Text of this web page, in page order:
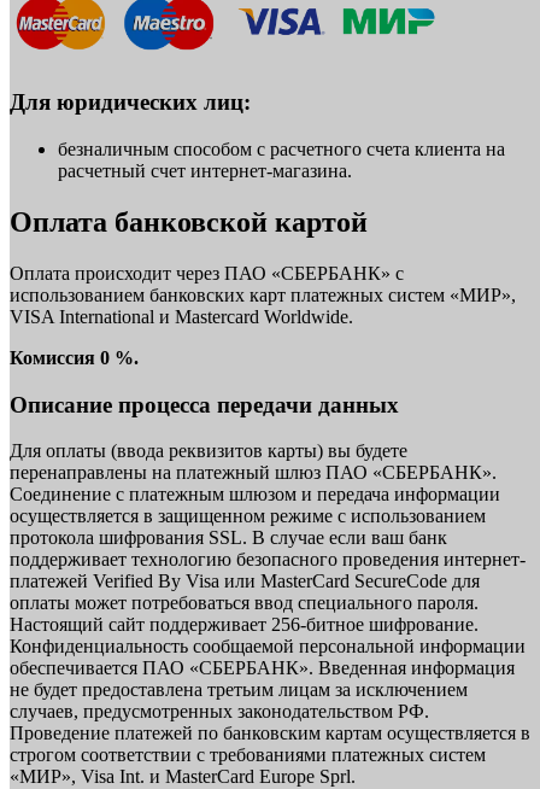
Для юридических лиц:
безналичным способом с расчетного счета клиента на
расчетный счет интернет-магазина.
Оплата банковской картой
Оплата происходит через ПАО «СБЕРБАНК» с
использованием банковских карт платежных систем «МИР»,
VISA International и Mastercard Worldwide.
Комиссия 0 %.
Описание процесса передачи данных
Для оплаты (ввода реквизитов карты) вы будете
перенаправлены на платежный шлюз ПАО «СБЕРБАНК».
Соединение с платежным шлюзом и передача информации
осуществляется в защищенном режиме с использованием
протокола шифрования SSL. В случае если ваш банк
поддерживает технологию безопасного проведения интернет-
платежей Verified By Visa или MasterCard SecureCode для
оплаты может потребоваться ввод специального пароля.
Настоящий сайт поддерживает 256-битное шифрование.
Конфиденциальность сообщаемой персональной информации
обеспечивается ПАО «СБЕРБАНК». Введенная информация
не будет предоставлена третьим лицам за исключением
случаев, предусмотренных законодательством РФ.
Проведение платежей по банковским картам осуществляется в
строгом соответствии с требованиями платежных систем
«МИР», Visa Int. и MasterCard Europe Sprl.